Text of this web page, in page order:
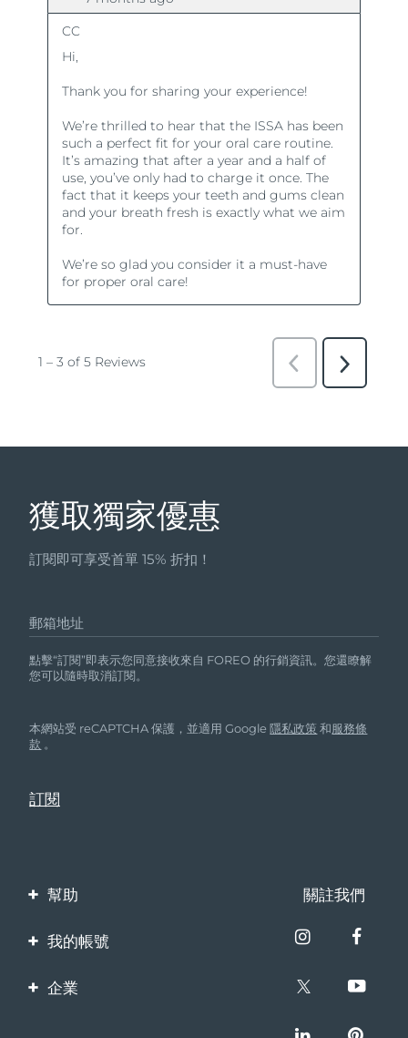
獲取獨家優惠
訂閱即可享受首單 15% 折扣！
郵箱地址
點擊“訂閱”即表示您同意接收來自 FOREO 的行銷資訊。您還瞭解
您可以隨時取消訂閱。
本網站受 reCAPTCHA 保護，並適用 Google隱私政策 和服務條
款 。
幫助
聯繫我們
關註我們
我的帳號
產品註冊
企業